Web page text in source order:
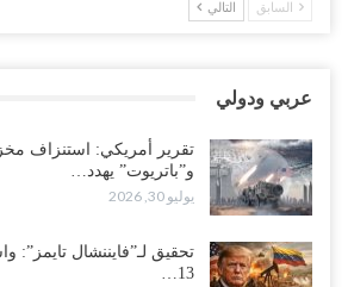
بالتهريب وعينه على المحافظ..!
“شبوة“| مع تحشيدات عسكرية تنذر بجولة جديدة
أغسطس 4, 2026
“الضالع“| حملة اجتثاث سعودية لأذرع الزبيدي من
أغسطس 4, 2026
السابق التالي
عربي ودولي
تقرير أمريكي: استنزاف
و”باتريوت” يهدد…
يوليو 30, 2026
تحقيق لـ”فايننشال
13…